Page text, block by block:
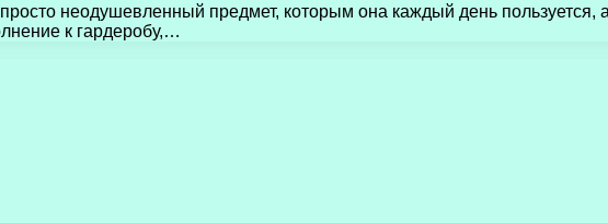
неодушевленный предмет, которым она каждый день
к гардеробу,…